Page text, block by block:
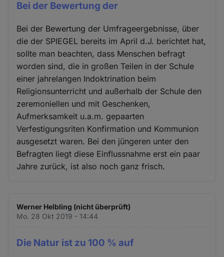
Bei der Bewertung der
Bei der Bewertung der Umfrageergebnisse, über
die der SPIEGEL bereits im April d.J. berichtet hat,
sollte man beachten, dass Menschen befragt
worden sind, die in großen Teilen in der Schule
einer jahrelangen Indoktrination beim
Religionsunterricht und außerhalb der Schule den
zeremoniellen und mit Geschenken,
Aufmerksamkeit u.a.m. gepaarten
Verfestigungsriten Konfirmation und Kommunion
ausgesetzt waren. Bei den jüngeren unter den
Befragten liegt diese Einflussnahme erst ein paar
Jahre zurück, ist also noch ganz frisch.
Werner Helbling (nicht überprüft)
Mo. 28 Okt 2019 - 14:44
Die Natur ist zu 100 % auf